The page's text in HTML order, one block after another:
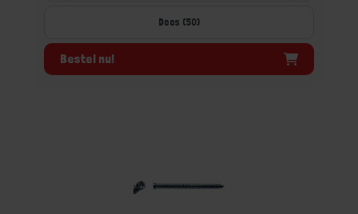
Doos (50)
Bestel nu!